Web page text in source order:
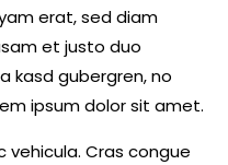
erat, sed diam
et justo duo
kasd gubergren, no
ipsum dolor sit amet.
Cras congue